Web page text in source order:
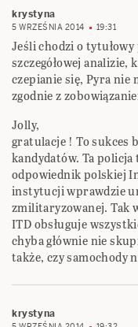
krystyna
5 WRZEŚNIA 2014 19:31
Jeśli chodzi o
szczegółowej analizie,
czepianie się, Pyra nie
zgodnie z
Jolly,
gratulacje ! To sukces
kandydatów. Ta
odpowiednik polskiej
instytucji wprawdzie
zmilitaryzowanej. Tak
ITD obsługuje
chyba głównie nie
także, czy samochody
krystyna